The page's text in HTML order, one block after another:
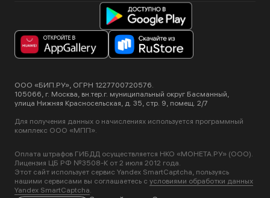
ООО «БИП.РУ», ОГРН 1227700720576.
105066, г. Москва, вн.тер.г. муниципальный округ Басманный,
улица Нижняя Красносельская, д. 35, стр. 9, помещ. 2/7
Для получения данных о начислениях используется программный
комплекс ООО «МПП».
Оплата штрафов ГИБДД осуществляется НКО «МОНЕТА.РУ» (ООО).
Лицензия ЦБ РФ №3508-К от 2 июля 2012 года.
Этот сайт использует сервис Yandex SmartCaptcha, пользуясь
нашими сервисами вы соглашаетесь с условиями обработки данных
Yandex SmartCaptcha.